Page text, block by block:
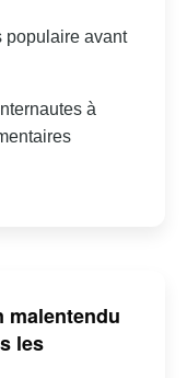
populaire avant
à
malentendu
les